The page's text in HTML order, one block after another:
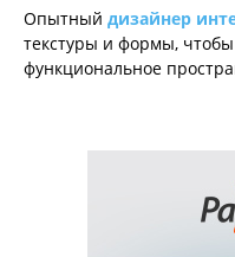
Опытный дизайнер
текстуры и формы,
функциональное